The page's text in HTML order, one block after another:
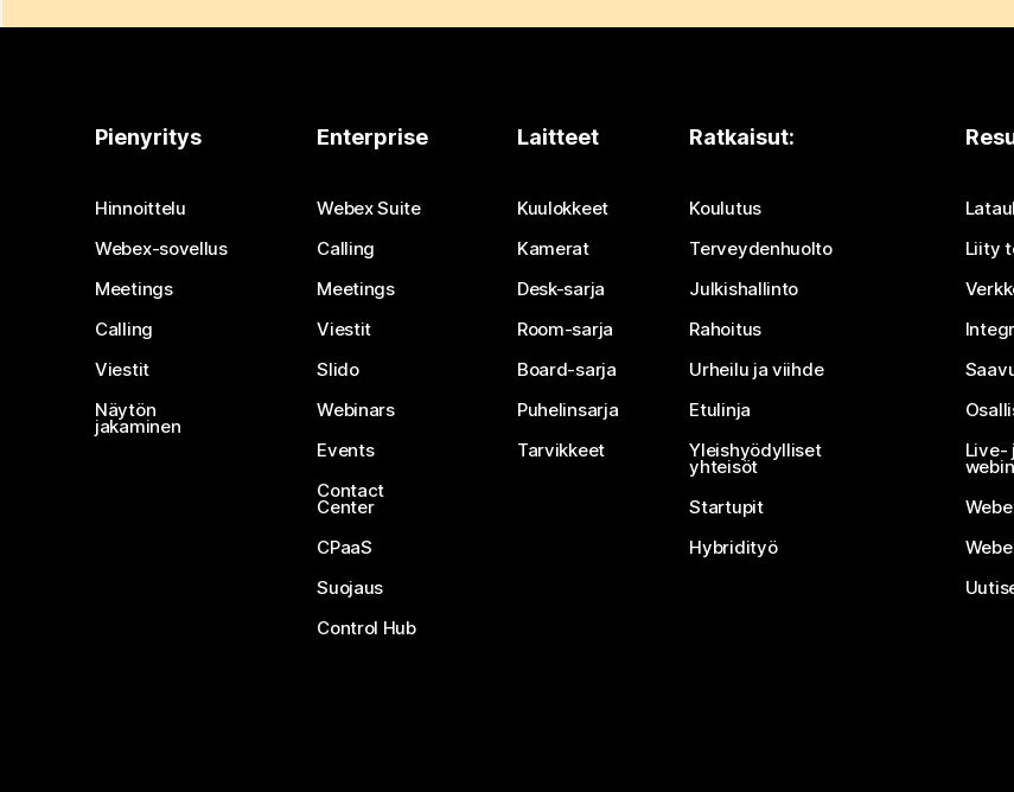
Pienyritys
Hinnoittelu
Webex-sovellus
Meetings
Calling
Viestit
Näytön
jakaminen
Enterprise
Webex Suite
Calling
Meetings
Viestit
Slido
Webinars
Events
Contact
Center
CPaaS
Suojaus
Control Hub
Laitteet
Kuulokkeet
Kamerat
Desk-sarja
Room-sarja
Board-sarja
Puhelinsarja
Tarvikkeet
Ratkaisut:
Koulutus
Terveydenhuolto
Julkishallinto
Rahoitus
Urheilu ja viihde
Etulinja
Yleishyödylliset
yhteisöt
Startupit
Hybridityö
Liity
Live-